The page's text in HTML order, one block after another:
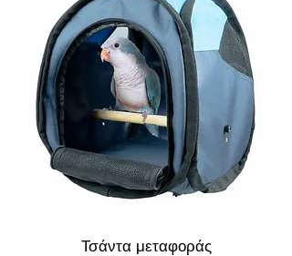
Τσάντα μεταφοράς